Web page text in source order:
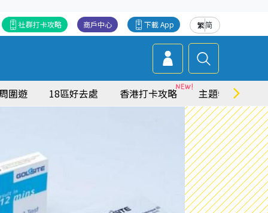
繁简
下載 App
商戶中心
社群打卡攻略
圍遊 18區好去處 香港打卡攻略 主題特集